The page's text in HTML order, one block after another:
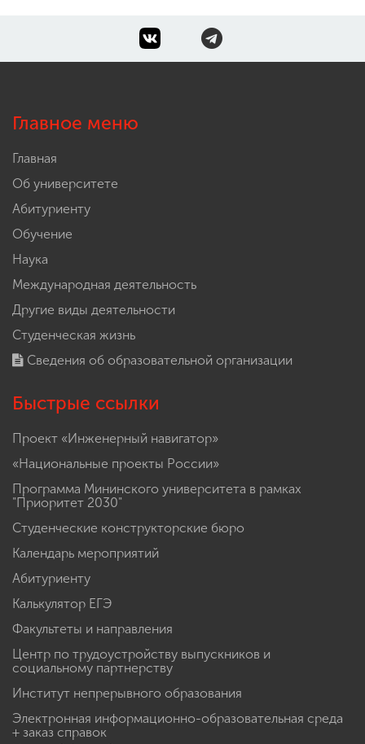
Главное меню
Главная
Об университете
Абитуриенту
Обучение
Наука
Международная деятельность
Другие виды деятельности
Студенческая жизнь
Сведения об образовательной организации
Быстрые ссылки
Проект «Инженерный навигатор»
«Национальные проекты России»
Программа Мининского университета в рамках
"Приоритет 2030"
Студенческие конструкторские бюро
Календарь мероприятий
Абитуриенту
Калькулятор ЕГЭ
Факультеты и направления
Центр по трудоустройству выпускников и
социальному партнерству
Институт непрерывного образования
Электронная информационно-образовательная среда
+ заказ справок